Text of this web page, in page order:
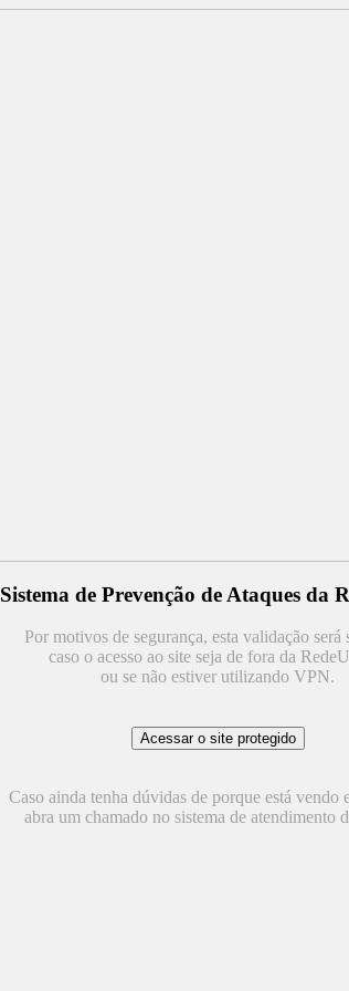
Sistema de Prevenção de Ataques da
Por motivos de segurança, esta validação será
caso o acesso ao site seja de fora da
ou se não estiver utilizando VPN.
Caso ainda tenha dúvidas de porque está vendo
abra um chamado no sistema de atendimento